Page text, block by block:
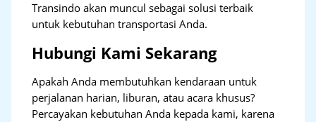
Transindo akan muncul sebagai solusi terbaik
untuk kebutuhan transportasi Anda.
Hubungi Kami Sekarang
Apakah Anda membutuhkan kendaraan untuk
perjalanan harian, liburan, atau acara khusus?
Percayakan kebutuhan Anda kepada kami, karena